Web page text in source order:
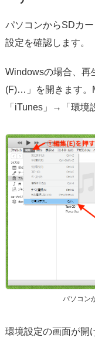
パソコンからSDカ
設定を確認します。
Windowsの場合、
(F)…」を開きます。
「iTunes」→「環境
パソコン
環境設定の画面が開